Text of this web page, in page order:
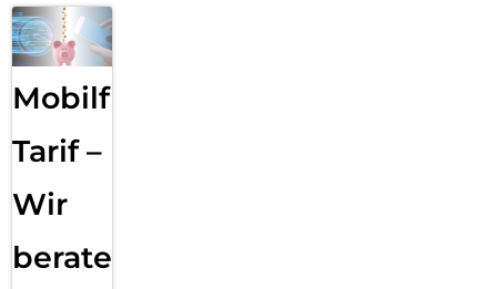
Mobilfunk
Tarif –
Wir
beraten